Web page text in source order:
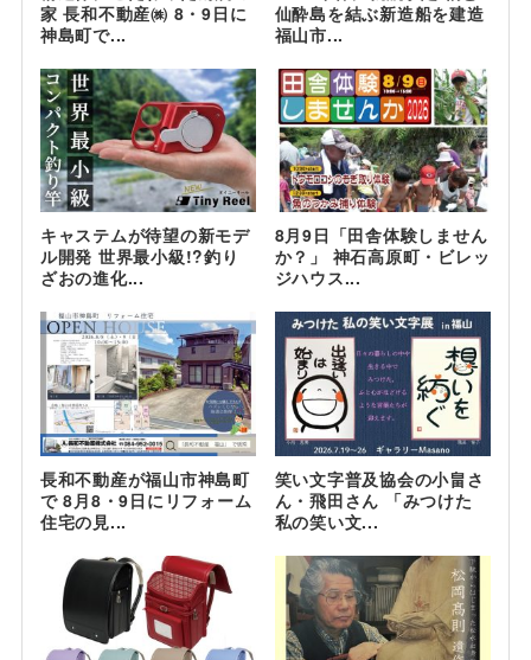
家 長和不動産㈱ 8・9日に
神島町で...
仙酔島を結ぶ新造船を建造
福山市...
キャステムが待望の新モデ
ル開発 世界最小級!?釣り
ざおの進化...
8月9日「田舎体験しません
か？」 神石高原町・ビレッ
ジハウス...
長和不動産が福山市神島町
で 8月8・9日にリフォーム
住宅の見...
笑い文字普及協会の小畠さ
ん・飛田さん 「みつけた
私の笑い文...